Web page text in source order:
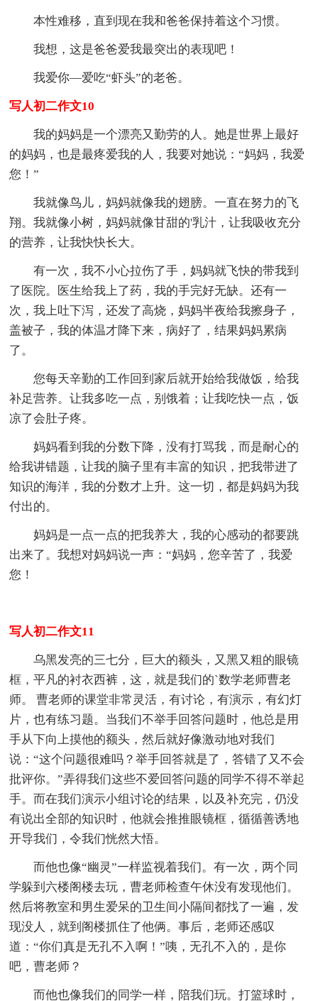
本性难移，直到现在我和爸爸保持着这个习惯。
我想，这是爸爸爱我最突出的表现吧！
我爱你—爱吃“虾头”的老爸。
写人初二作文10
我的妈妈是一个漂亮又勤劳的人。她是世界上最好
的妈妈，也是最疼爱我的人，我要对她说：“妈妈，我爱
您！”
我就像鸟儿，妈妈就像我的翅膀。一直在努力的飞
翔。我就像小树，妈妈就像甘甜的'乳汁，让我吸收充分
的营养，让我快快长大。
有一次，我不小心拉伤了手，妈妈就飞快的带我到
了医院。医生给我上了药，我的手完好无缺。还有一
次，我上吐下泻，还发了高烧，妈妈半夜给我擦身子，
盖被子，我的体温才降下来，病好了，结果妈妈累病
了。
您每天辛勤的工作回到家后就开始给我做饭，给我
补足营养。让我多吃一点，别饿着；让我吃快一点，饭
凉了会肚子疼。
妈妈看到我的分数下降，没有打骂我，而是耐心的
给我讲错题，让我的脑子里有丰富的知识，把我带进了
知识的海洋，我的分数才上升。这一切，都是妈妈为我
付出的。
妈妈是一点一点的把我养大，我的心感动的都要跳
出来了。我想对妈妈说一声：“妈妈，您辛苦了，我爱
您！
写人初二作文11
乌黑发亮的三七分，巨大的额头，又黑又粗的眼镜
框，平凡的衬衣西裤，这，就是我们的`数学老师曹老
师。 曹老师的课堂非常灵活，有讨论，有演示，有幻灯
片，也有练习题。当我们不举手回答问题时，他总是用
手从下向上摸他的额头，然后就好像激动地对我们
说：“这个问题很难吗？举手回答就是了，答错了又不会
批评你。”弄得我们这些不爱回答问题的同学不得不举起
手。而在我们演示小组讨论的结果，以及补充完，仍没
有说出全部的知识时，他就会推推眼镜框，循循善诱地
开导我们，令我们恍然大悟。
而他也像“幽灵”一样监视着我们。有一次，两个同
学躲到六楼阁楼去玩，曹老师检查午休没有发现他们。
然后将教室和男生爱呆的卫生间小隔间都找了一遍，发
现没人，就到阁楼抓住了他俩。事后，老师还感叹
道：“你们真是无孔不入啊！”咦，无孔不入的，是你
吧，曹老师？
而他也像我们的同学一样，陪我们玩。打篮球时，